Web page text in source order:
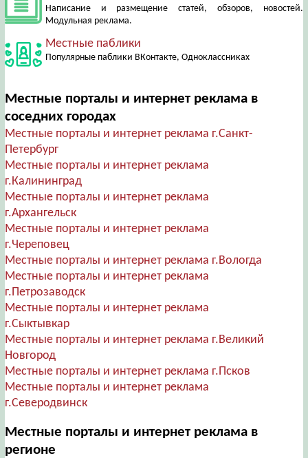
Написание и размещение статей, обзоров, новостей.
Модульная реклама.
Местные паблики
Популярные паблики ВКонтакте, Одноклассниках
Местные порталы и интернет реклама в
соседних городах
Местные порталы и интернет реклама г.Санкт-
Петербург
Местные порталы и интернет реклама
г.Калининград
Местные порталы и интернет реклама
г.Архангельск
Местные порталы и интернет реклама
г.Череповец
Местные порталы и интернет реклама г.Вологда
Местные порталы и интернет реклама
г.Петрозаводск
Местные порталы и интернет реклама
г.Сыктывкар
Местные порталы и интернет реклама г.Великий
Новгород
Местные порталы и интернет реклама г.Псков
Местные порталы и интернет реклама
г.Северодвинск
Местные порталы и интернет реклама в
регионе